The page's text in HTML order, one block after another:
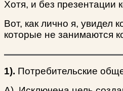
Хотя, и без презентации
Вот, как лично я, увидел
которые не занимаются
1). Потребительские